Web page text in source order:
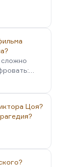
Цоя?